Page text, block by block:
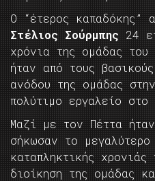
Ο “έτερος καπαδόκης”
Στέλιος Σούρμπης 24
χρόνια της ομάδας του
ήταν από τους
ανόδου της ομάδας
πολύτιμο εργαλείο
Μαζί με τον Πέττα
σήκωσαν το μεγαλύτερο
καταπληκτικής
διοίκηση της ομάδας